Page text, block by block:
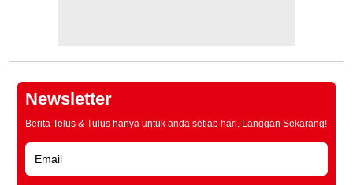
Newsletter
Berita Telus & Tulus hanya untuk anda setiap hari. Langgan Sekarang!